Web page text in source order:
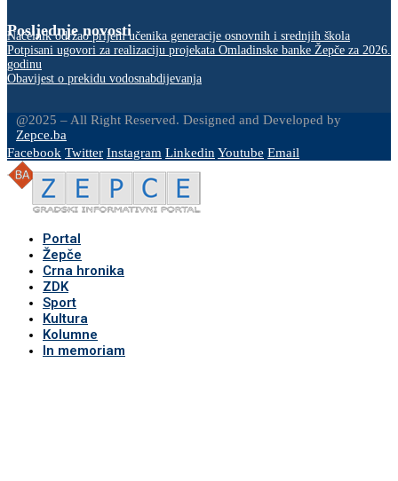
Posljednje novosti
Načelnik održao prijem učenika generacije osnovnih i srednjih škola
Potpisani ugovori za realizaciju projekata Omladinske banke Žepče za 2026.
godinu
Obavijest o prekidu vodosnabdijevanja
@2025 – All Right Reserved. Designed and Developed by
Zepce.ba
Facebook Twitter Instagram LinkedinYoutube Email
Portal
Žepče
Crna hronika
ZDK
Sport
Kultura
Kolumne
In memoriam